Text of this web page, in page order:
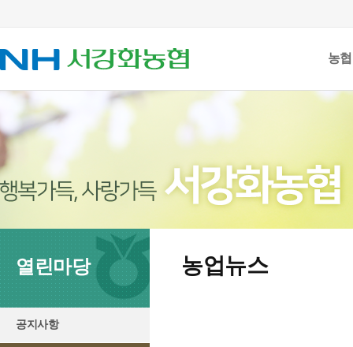
농
열린마당
공지사항
농업뉴스